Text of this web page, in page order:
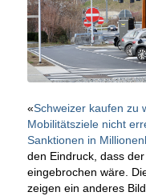
«Schweizer kaufen zu
Mobilitätsziele nicht
Sanktionen in
den Eindruck, dass
eingebrochen wäre.
zeigen ein anderes